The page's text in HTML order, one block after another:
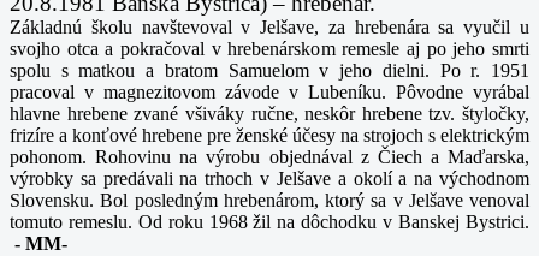
Základnú školu navštevoval v Jelšave, za hrebenára sa vyučil u
svojho otca a pokračoval v hrebenárskom remesle aj po jeho smrti
spolu s matkou a bratom Samuelom v jeho dielni. Po r. 1951
pracoval v magnezitovom závode v Lubeníku. Pôvodne vyrábal
hlavne hrebene zvané všiváky ručne, neskôr hrebene tzv. štyločky,
frizíre a konťové hrebene pre ženské účesy na strojoch s elektrickým
pohonom. Rohovinu na výrobu objednával z Čiech a Maďarska,
výrobky sa predávali na trhoch v Jelšave a okolí a na východnom
Slovensku. Bol posledným hrebenárom, ktorý sa v Jelšave venoval
tomuto remeslu. Od roku 1968 žil na dôchodku v Banskej Bystrici.
- MM-